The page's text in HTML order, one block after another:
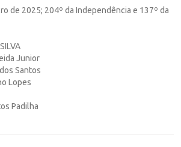
de 2025; 204º da Independência e 137º da
Junior
Santos
Lopes
Padilha